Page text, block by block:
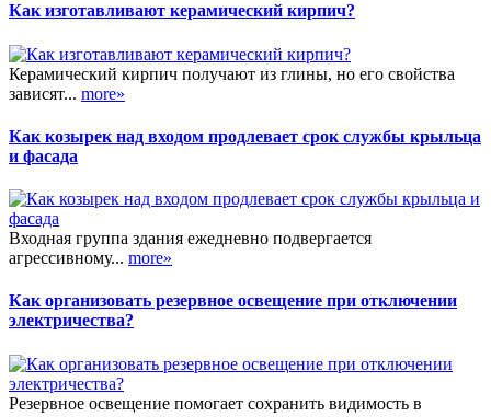
Как изготавливают керамический кирпич?
Керамический кирпич получают из глины, но его свойства
зависят... more»
Как козырек над входом продлевает срок службы крыльца
и фасада
Входная группа здания ежедневно подвергается
агрессивному... more»
Как организовать резервное освещение при отключении
электричества?
Резервное освещение помогает сохранить видимость в